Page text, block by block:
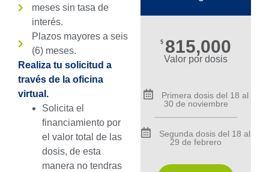
meses sin tasa de
interés.
Plazos mayores a seis
(6) meses.
Realiza tu solicitud a
través de la oficina
virtual.
Solicita el
financiamiento por
el valor total de las
dosis, de esta
manera no tendras
$ 815,000
Valor por dosis
Primera dosis del 18 al
30 de noviembre
Segunda dosis del 18 al
29 de febrero